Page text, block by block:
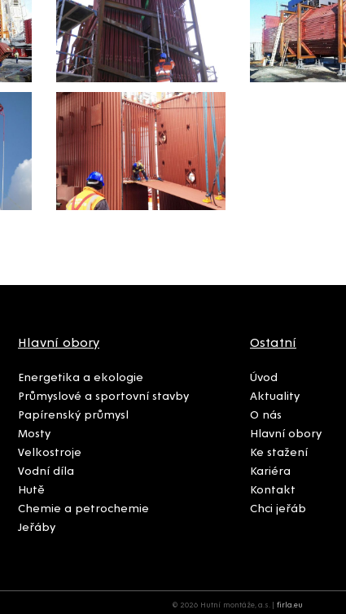
Hlavní obory
Energetika a ekologie
Průmyslové a sportovní stavby
Papírenský průmysl
Mosty
Velkostroje
Vodní díla
Hutě
Chemie a petrochemie
Jeřáby
Ostatní
Úvod
Aktuality
O nás
Hlavní obory
Ke stažení
Kariéra
Kontakt
Chci jeřáb
© 2026 Hutní montáže, a.s. | firla.eu